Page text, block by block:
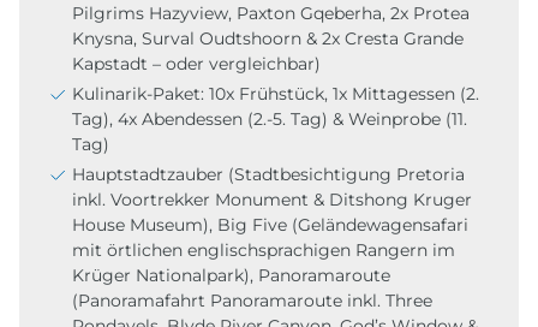
Pilgrims Hazyview, Paxton Gqeberha, 2x Protea
Knysna, Surval Oudtshoorn & 2x Cresta Grande
Kapstadt – oder vergleichbar)
Kulinarik-Paket: 10x Frühstück, 1x Mittagessen (2.
Tag), 4x Abendessen (2.-5. Tag) & Weinprobe (11.
Tag)
Hauptstadtzauber (Stadtbesichtigung Pretoria
inkl. Voortrekker Monument & Ditshong Kruger
House Museum), Big Five (Geländewagensafari
mit örtlichen englischsprachigen Rangern im
Krüger Nationalpark), Panoramaroute
(Panoramafahrt Panoramaroute inkl. Three